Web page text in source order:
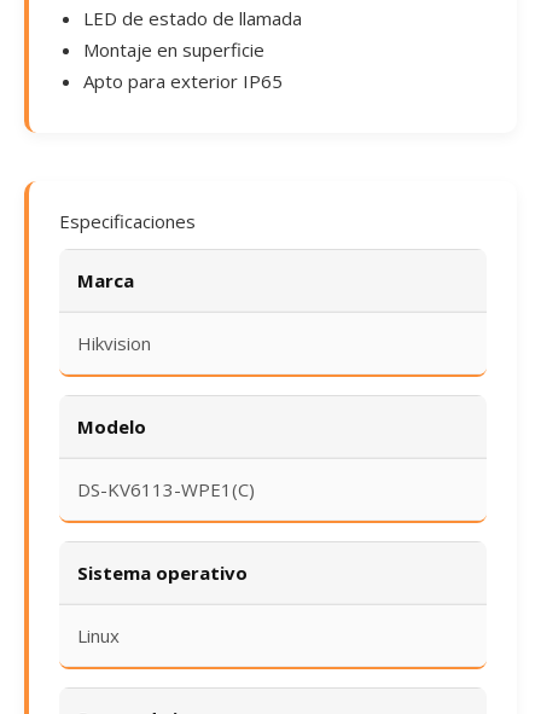
LED de estado de llamada
Montaje en superficie
Apto para exterior IP65
Especificaciones
Marca
Hikvision
Modelo
DS-KV6113-WPE1(C)
Sistema operativo
Linux